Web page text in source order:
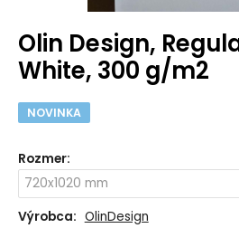
Olin Design,
White, 300 g/m2
NOVINKA
Rozmer:
Výrobca: OlinDesign